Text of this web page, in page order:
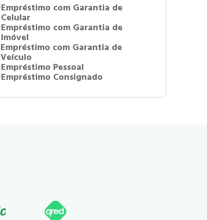
Empréstimo com Garantia de
Celular
Empréstimo com Garantia de
Imóvel
Empréstimo com Garantia de
Veículo
Empréstimo Pessoal
Empréstimo Consignado